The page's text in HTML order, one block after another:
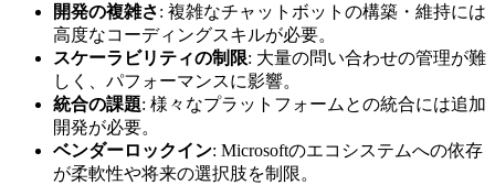
開発の複雑さ: 複雑なチャットボットの構築・維持には
高度なコーディングスキルが必要。
スケーラビリティの制限: 大量の問い合わせの管理が難
しく、パフォーマンスに影響。
統合の課題: 様々なプラットフォームとの統合には追加
開発が必要。
ベンダーロックイン: Microsoftのエコシステムへの依存
が柔軟性や将来の選択肢を制限。